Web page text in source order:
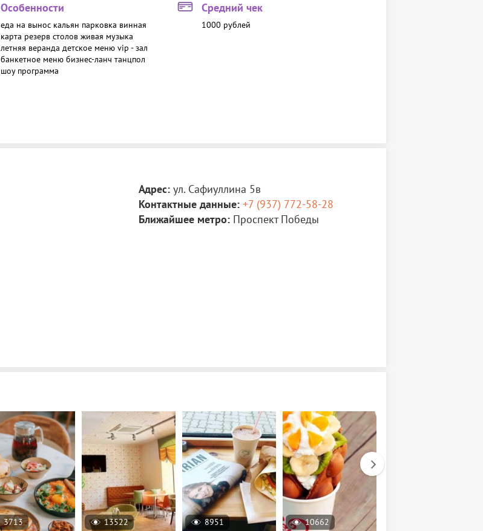
Особенности
еда на вынос кальян парковка винная
карта резерв столов живая музыка
летняя веранда детское менюvip - зал
банкетное меню бизнес-ланч танцпол
шоу программа
Средний чек
1000 рублей
Адрес: ул. Сафиуллина 5в
Контактные данные: +7 (937) 772-58-28
Ближайшее метро: Проспект Победы
3713 13522 8951 10662